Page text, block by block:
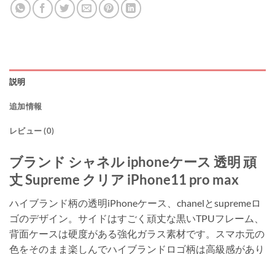
説明
追加情報
レビュー (0)
ブランド シャネル iphoneケース 透明 頑
丈 Supreme クリア iPhone11 pro max
ハイブランド柄の透明iPhoneケース、chanelとsupremeロ
ゴのデザイン。サイドはすごく頑丈な黒いTPUフレーム、
背面ケースは硬度がある強化ガラス素材です。スマホ元の
色をそのまま楽しんでハイブランドロゴ柄は高級感があり